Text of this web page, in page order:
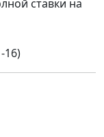
ставки на
16)